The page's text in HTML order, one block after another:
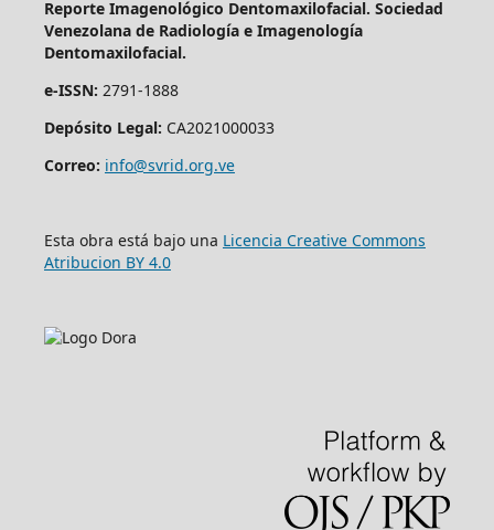
Reporte Imagenológico Dentomaxilofacial. Sociedad
Venezolana de Radiología e Imagenología
Dentomaxilofacial.
e-ISSN: 2791-1888
Depósito Legal: CA2021000033
Correo: info@svrid.org.ve
Esta obra está bajo una Licencia Creative Commons
Atribucion BY 4.0